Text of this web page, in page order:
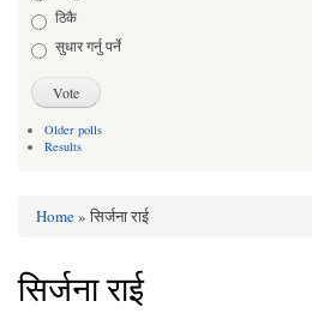
ठिकै
सुधार गर्नु पर्ने
Older polls
Results
Home» सिर्जना राई
सिर्जना राई